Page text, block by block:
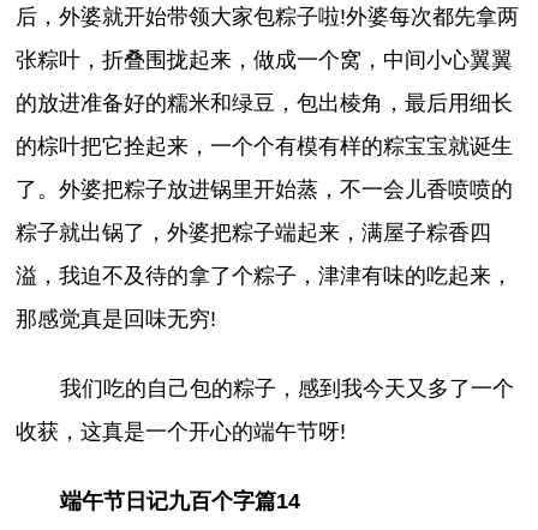
后，外婆就开始带领大家包粽子啦!外婆每次都先拿两
张粽叶，折叠围拢起来，做成一个窝，中间小心翼翼
的放进准备好的糯米和绿豆，包出棱角，最后用细长
的棕叶把它拴起来，一个个有模有样的粽宝宝就诞生
了。外婆把粽子放进锅里开始蒸，不一会儿香喷喷的
粽子就出锅了，外婆把粽子端起来，满屋子粽香四
溢，我迫不及待的拿了个粽子，津津有味的吃起来，
那感觉真是回味无穷!
我们吃的自己包的粽子，感到我今天又多了一个
收获，这真是一个开心的端午节呀!
端午节日记九百个字篇14